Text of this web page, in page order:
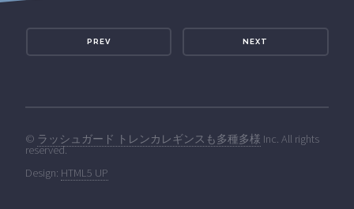
PREV NEXT
© ラッシュガード トレンカレギンスも多種多様 Inc. All rights
reserved.
Design: HTML5 UP